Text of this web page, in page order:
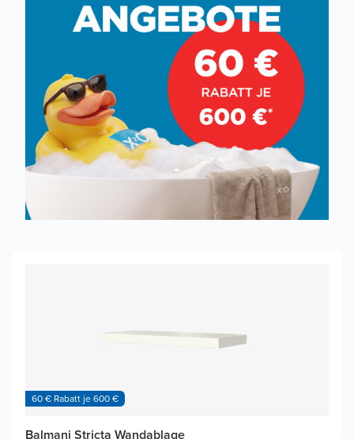
60 € Rabatt je 600 €
Balmani Stricta Wandablage